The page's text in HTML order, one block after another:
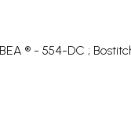
® - 554-DC ; Bostitch